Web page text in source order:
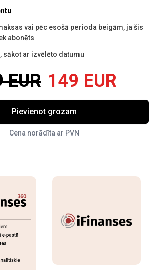
vai pēc esošā perioda beigām, ja šis
abonēts
sākot ar izvēlēto datumu
EUR 149 EUR
Pievienot grozam
Cena norādīta ar PVN